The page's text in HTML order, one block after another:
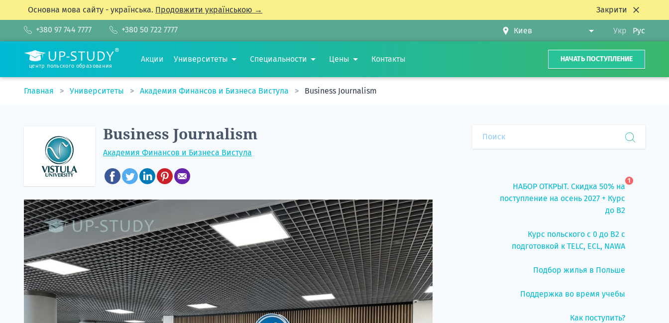
Основна мова сайту - українська. Продовжити українською → Закрити
+380 97 744 7777 +380 50 722 7777 Укр Рус
центр польского образования
Акции Университеты Специальности Цены Контакты НАЧАТЬ ПОСТУПЛЕНИЕ
Главная Университеты Академия Финансов и Бизнеса Вистула Business Journalism
Business Journalism
Академия Финансов и Бизнеса Вистула
НАБОР ОТКРЫТ. Скидка 50% на
поступление на осень 2027 + Курс
до B2
1
Курс польского с 0 до B2 с
подготовкой к TELC, ECL, NAWA
Подбор жилья в Польше
Поддержка во время учебы
Как поступить?